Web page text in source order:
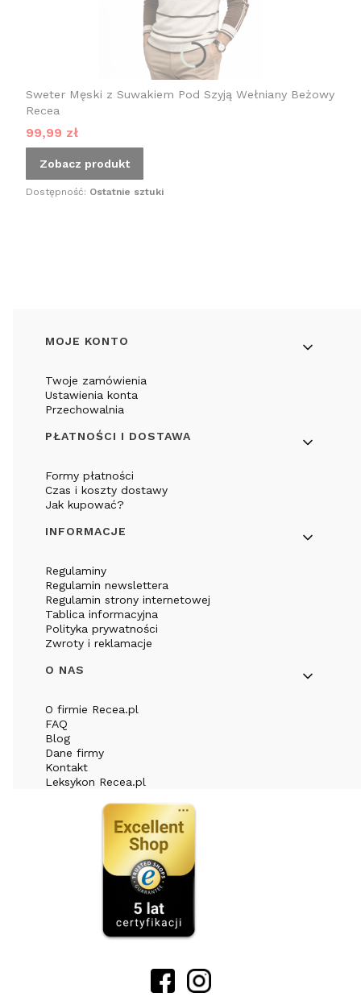
Sweter Męski z Suwakiem Pod Szyją Wełniany Beżowy
Recea
Cena promocyjna
99,99 zł
Zobacz produkt
Dostępność: Ostatnie sztuki
Linki w stopce
MOJE KONTO
Twoje zamówienia
Ustawienia konta
Przechowalnia
PŁATNOŚCI I DOSTAWA
Formy płatności
Czas i koszty dostawy
Jak kupować?
INFORMACJE
Regulaminy
Regulamin newslettera
Regulamin strony internetowej
Tablica informacyjna
Polityka prywatności
Zwroty i reklamacje
O NAS
O firmie Recea.pl
FAQ
Blog
Dane firmy
Kontakt
Leksykon Recea.pl